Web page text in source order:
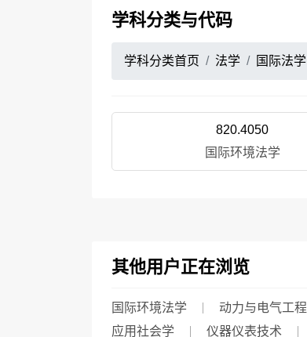
学科分类与代码
学科分类首页 法学 国际法学
820.4050
国际环境法学
其他用户正在浏览
国际环境法学 动力与电气工程
应用社会学
仪器仪表技术